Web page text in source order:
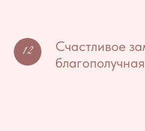
Счастливое